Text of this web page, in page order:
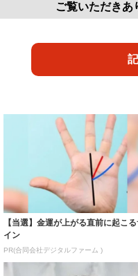
ご覧いただきあ
【当選】金運が上がる直前に起こ
イン
PR(合同会社デジタルファーム )